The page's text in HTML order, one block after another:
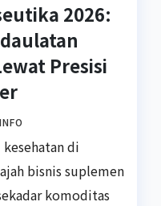
2026:
Presisi
di
bisnis suplemen
komoditas